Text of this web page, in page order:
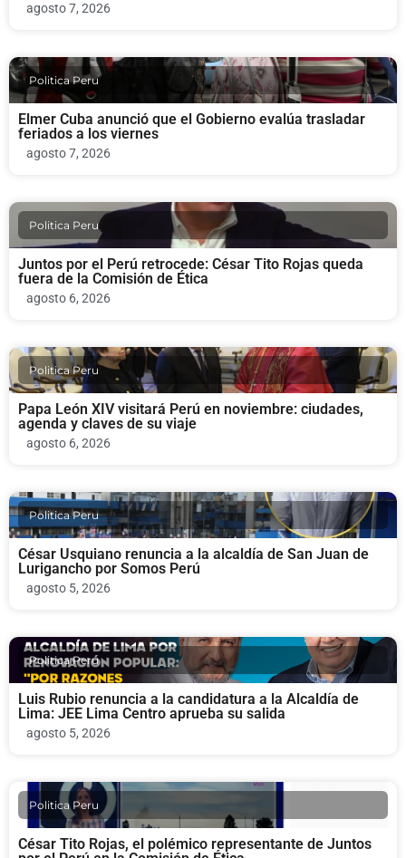
agosto 7, 2026
Politica Peru
Elmer Cuba anunció que el Gobierno evalúa trasladar
feriados a los viernes
agosto 7, 2026
Politica Peru
Juntos por el Perú retrocede: César Tito Rojas queda
fuera de la Comisión de Ética
agosto 6, 2026
Politica Peru
Papa León XIV visitará Perú en noviembre: ciudades,
agenda y claves de su viaje
agosto 6, 2026
Politica Peru
César Usquiano renuncia a la alcaldía de San Juan de
Lurigancho por Somos Perú
agosto 5, 2026
Politica Peru
Luis Rubio renuncia a la candidatura a la Alcaldía de
Lima: JEE Lima Centro aprueba su salida
agosto 5, 2026
Politica Peru
César Tito Rojas, el polémico representante de Juntos